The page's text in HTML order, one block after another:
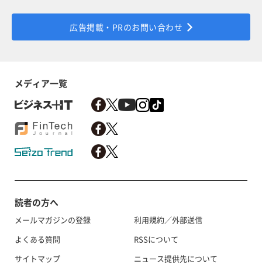
広告掲載・PRのお問い合わせ
メディア一覧
読者の方へ
メールマガジンの登録
よくある質問
サイトマップ
利用規約／外部送信
RSSについて
ニュース提供先について